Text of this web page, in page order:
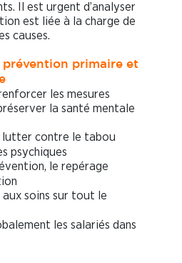
Il est urgent d’analyser
est liée à la charge de
causes.
prévention primaire et
les mesures
la santé mentale
lutter contre le tabou
psychiques
le repérage
aux soins sur tout le
les salariés dans